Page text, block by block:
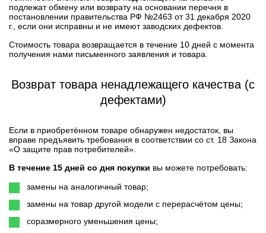
подлежат обмену или возврату на основании перечня в
постановлении правительства РФ №2463 от 31 декабря 2020
г., если они исправны и не имеют заводских дефектов.
Стоимость товара возвращается в течение 10 дней с момента
получения нами письменного заявления и товара.
Возврат товара ненадлежащего качества (с
дефектами)
Если в приобретённом товаре обнаружен недостаток, вы
вправе предъявить требования в соответствии со ст. 18 Закона
«О защите прав потребителей».
В течение 15 дней со дня покупки вы можете потребовать:
замены на аналогичный товар;
замены на товар другой модели с перерасчётом цены;
соразмерного уменьшения цены;